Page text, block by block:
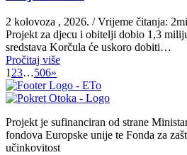
2 kolovoza , 2026. / Vrijeme čitanja:
Projekt za djecu i obitelji dobio 1,3
sredstava Korčula će uskoro dobiti…
Pročitaj više
123…506»
Projekt je sufinanciran od strane
fondova Europske unije te Fonda za
učinkovitost